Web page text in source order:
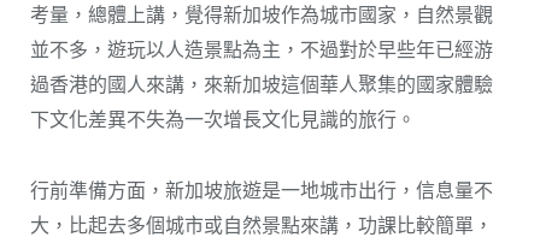
考量，總體上講，覺得新加坡作為城市國家，自然景觀
並不多，遊玩以人造景點為主，不過對於早些年已經游
過香港的國人來講，來新加坡這個華人聚集的國家體驗
下文化差異不失為一次增長文化見識的旅行。
行前準備方面，新加坡旅遊是一地城市出行，信息量不
大，比起去多個城市或自然景點來講，功課比較簡單，